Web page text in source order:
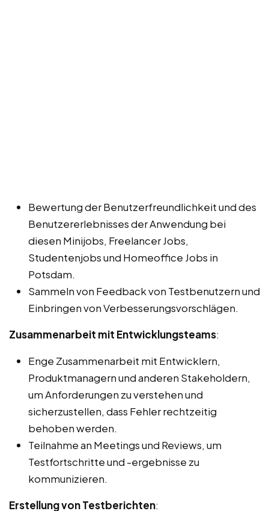
Bewertung der Benutzerfreundlichkeit und des
Benutzererlebnisses der Anwendung bei
diesen Minijobs, Freelancer Jobs,
Studentenjobs und Homeoffice Jobs in
Potsdam.
Sammeln von Feedback von Testbenutzern und
Einbringen von Verbesserungsvorschlägen.
Zusammenarbeit mit Entwicklungsteams:
Enge Zusammenarbeit mit Entwicklern,
Produktmanagern und anderen Stakeholdern,
um Anforderungen zu verstehen und
sicherzustellen, dass Fehler rechtzeitig
behoben werden.
Teilnahme an Meetings und Reviews, um
Testfortschritte und -ergebnisse zu
kommunizieren.
Erstellung von Testberichten: